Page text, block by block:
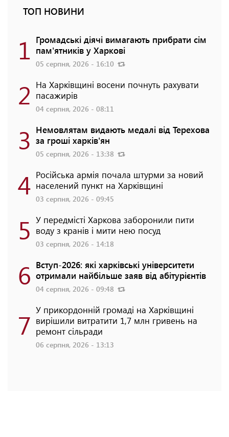
ТОП НОВИНИ
1 Громадські діячі вимагають прибрати сім
пам'ятників у Харкові
05 серпня, 2026 - 16:10
2 На Харківщині восени почнуть рахувати
пасажирів
04 серпня, 2026 - 08:11
3 Немовлятам видають медалі від Терехова
за гроші харків'ян
05 серпня, 2026 - 13:38
4 Російська армія почала штурми за новий
населений пункт на Харківщині
03 серпня, 2026 - 09:45
5 У передмісті Харкова заборонили пити
воду з кранів і мити нею посуд
03 серпня, 2026 - 14:18
6 Вступ-2026: які харківські університети
отримали найбільше заяв від абітурієнтів
04 серпня, 2026 - 09:48
7 У прикордонній громаді на Харківщині
вирішили витратити 1,7 млн гривень на
ремонт сільради
06 серпня, 2026 - 13:13